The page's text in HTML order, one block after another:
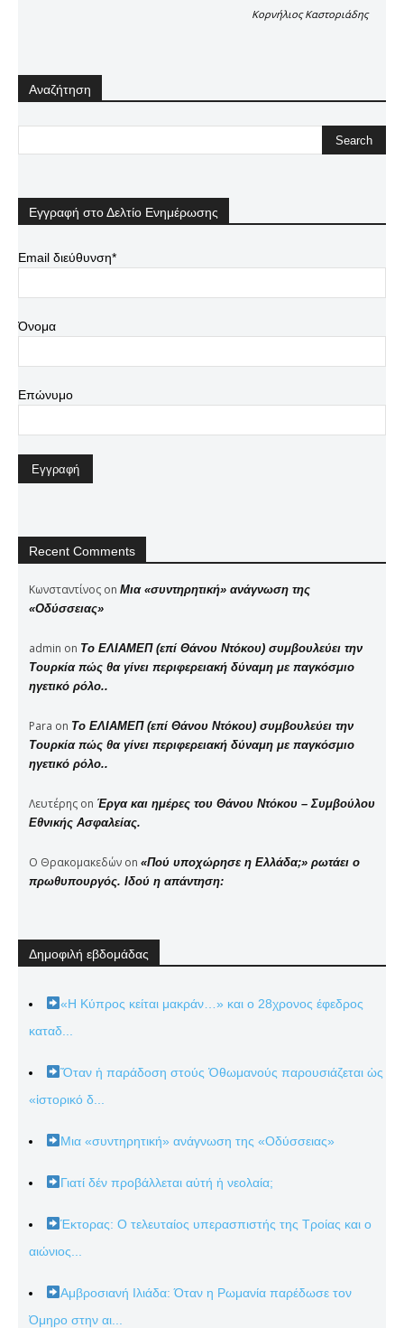
Κορνήλιος Καστοριάδης
Αναζήτηση
Εγγραφή στο Δελτίο Ενημέρωσης
Email διεύθυνση*
Όνομα
Επώνυμο
Recent Comments
Κωνσταντίνος on Μια «συντηρητική» ανάγνωση της
«Οδύσσειας»
admin on Το ΕΛΙΑΜΕΠ (επί Θάνου Ντόκου) συμβουλεύει την
Τουρκία πώς θα γίνει περιφερειακή δύναμη με παγκόσμιο
ηγετικό ρόλο..
Para on Το ΕΛΙΑΜΕΠ (επί Θάνου Ντόκου) συμβουλεύει την
Τουρκία πώς θα γίνει περιφερειακή δύναμη με παγκόσμιο
ηγετικό ρόλο..
Λευτέρης on Έργα και ημέρες του Θάνου Ντόκου – Συμβούλου
Εθνικής Ασφαλείας.
Ο Θρακομακεδών on «Πού υποχώρησε η Ελλάδα;» ρωτάει ο
πρωθυπουργός. Ιδού η απάντηση:
Δημοφιλή εβδομάδας
«Η Κύπρος κείται μακράν…» και ο 28χρονος έφεδρος
καταδ...
Ὅταν ἡ παράδοση στούς Ὀθωμανούς παρουσιάζεται ὡς
«ἱστορικό δ...
Μια «συντηρητική» ανάγνωση της «Οδύσσειας»
Γιατί δέν προβάλλεται αὐτή ἡ νεολαία;
Έκτορας: Ο τελευταίος υπερασπιστής της Τροίας και ο
αιώνιος...
Αμβροσιανή Ιλιάδα: Όταν η Ρωμανία παρέδωσε τον
Όμηρο στην αι...